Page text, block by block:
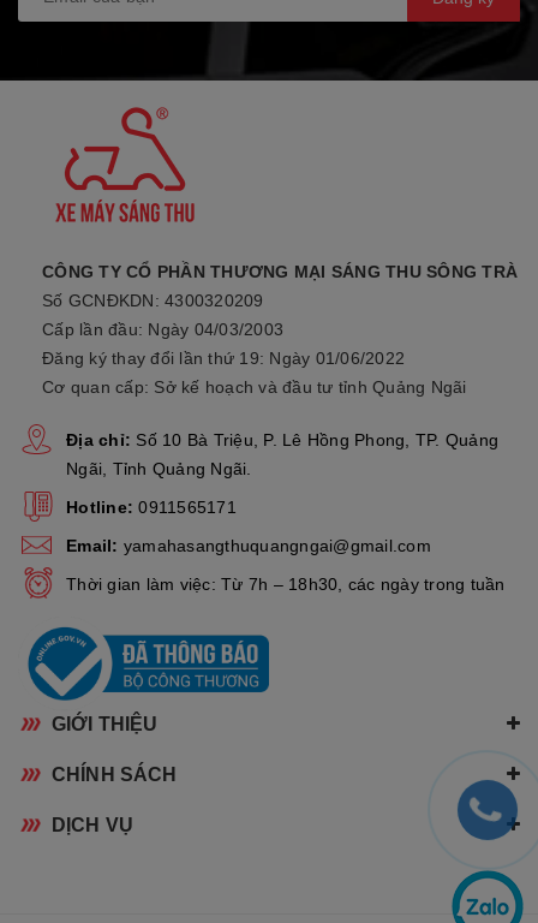
CÔNG TY CỔ PHẦN THƯƠNG MẠI SÁNG THU SÔNG TRÀ
Số GCNĐKDN: 4300320209
Cấp lần đầu: Ngày 04/03/2003
Đăng ký thay đổi lần thứ 19: Ngày 01/06/2022
Cơ quan cấp: Sở kế hoạch và đầu tư tỉnh Quảng Ngãi
Địa chỉ: Số 10 Bà Triệu, P. Lê Hồng Phong, TP. Quảng
Ngãi, Tỉnh Quảng Ngãi.
Hotline: 0911565171
Email: yamahasangthuquangngai@gmail.com
Thời gian làm việc: Từ 7h – 18h30, các ngày trong tuần
GIỚI THIỆU
CHÍNH SÁCH
DỊCH VỤ